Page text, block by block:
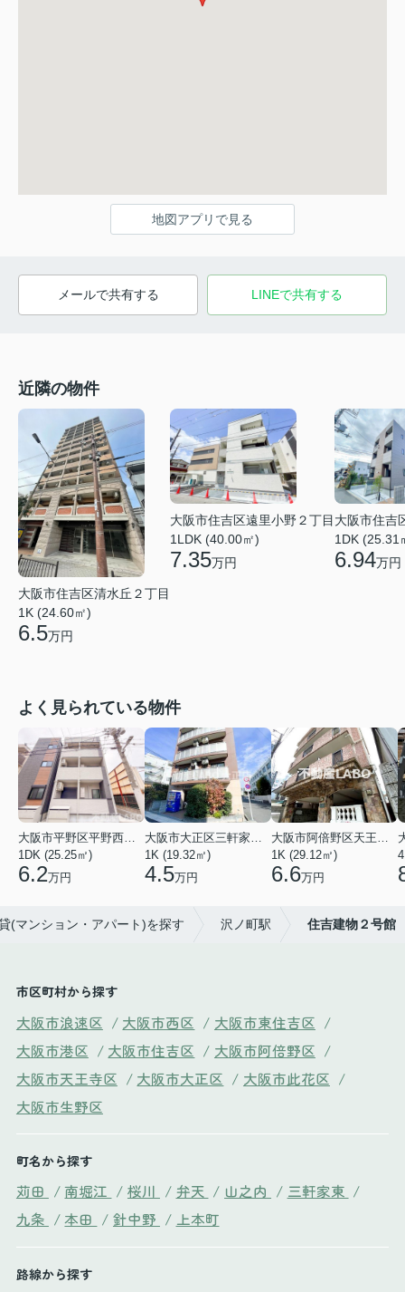
地図アプリで見る
メールで共有する LINEで共有する
近隣の物件
大阪市住吉区清水丘２丁目
1K (24.60㎡)
6.5万円
大阪市住吉区遠里小野２丁目
1LDK (40.00㎡)
7.35万円
大阪市住吉
1DK (25.31
6.94万円
よく見られている物件
大阪市平野区平野西３丁目
1DK (25.25㎡)
6.2万円
大阪市大正区三軒家東４丁目
1K (19.32㎡)
4.5万円
大阪市阿倍野区天王寺町南２丁目
1K (29.12㎡)
6.6万円
(マンション・アパート)を探す 沢ノ町駅 住吉建物２号館
市区町村から探す
大阪市浪速区 / 大阪市西区 / 大阪市東住吉区 /
大阪市港区 / 大阪市住吉区 / 大阪市阿倍野区 /
大阪市天王寺区 / 大阪市大正区 / 大阪市此花区 /
大阪市生野区
町名から探す
苅田 / 南堀江 / 桜川 / 弁天 / 山之内 / 三軒家東 /
九条 / 本田 / 針中野 / 上本町
路線から探す